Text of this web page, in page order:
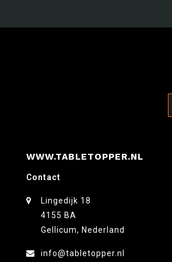
WWW.TABLETOPPER.NL
Contact
Lingedijk 18
4155 BA
Gellicum, Nederland
info@tabletopper.nl